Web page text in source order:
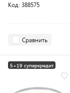
Код: 388575
Сравнить
5+19 суперкредит